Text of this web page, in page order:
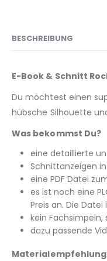
BESCHREIBUNG
E-Book & Schnitt
Du möchtest einen
hübsche Silhouette
Was bekommst Du?
eine detaillierte
Schnittanzeigen in
eine PDF Datei
es ist noch eine
Preis an. Die
kein Fachsimpeln,
dazu passende